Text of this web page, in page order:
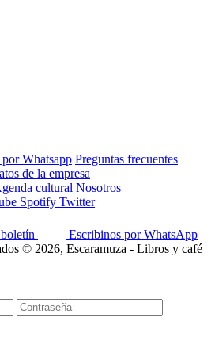
Whatsapp Preguntas frecuentes
de la empresa
cultural Nosotros
Spotify Twitter
Escribinos por WhatsApp
© 2026, Escaramuza - Libros y café